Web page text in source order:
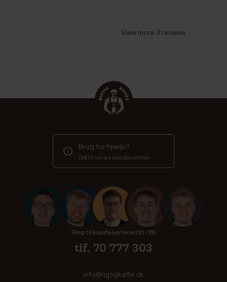
View more 3 reviews
Brug for hjælp?
Gå til vores kundecenter
Ring til kundeservice (10-16)
tlf. 70 777 303
info@rigtigkaffe.dk